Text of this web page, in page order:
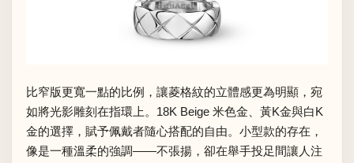
比窄版更寬一點的比例，讓菱格紋的立體感更為明顯，宛
如將光影雕刻在指環上。18K Beige 米色金、黃K金與白K
金的選擇，賦予佩戴者隨心搭配的自由。小型款的存在，
像是一種溫柔的強調——不張揚，卻在舉手投足間讓人注